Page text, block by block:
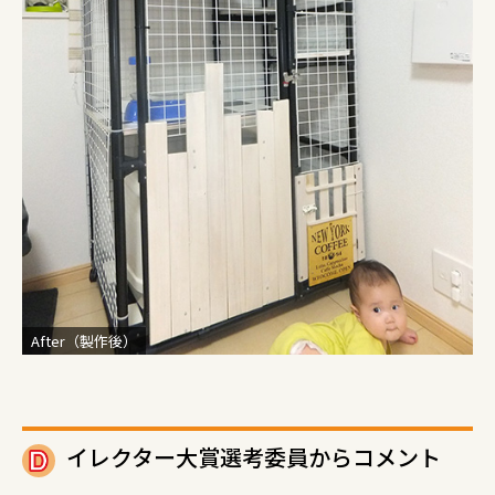
After（製作後）
イレクター大賞選考委員からコメント